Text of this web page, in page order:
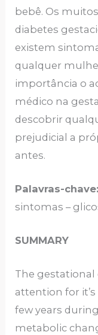
bebê. Os
diabetes
existem
qualquer
importância o
médico na
descobrir
prejudicial a
antes.
Palavras-chave:
sintomas –
SUMMARY
The gestational
attention for
few years
metabolic